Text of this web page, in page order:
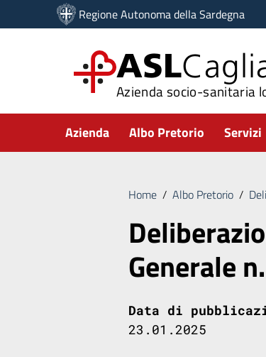
Vai ai contenuti
Vai al menu di navigazione
Regione Autonoma della Sardegna
ASL
Azienda socio-sanitaria
Submenu
Azienda Albo Pretorio Servizi
Home / Albo Pretorio /
Generale
Data di
23.01.2025